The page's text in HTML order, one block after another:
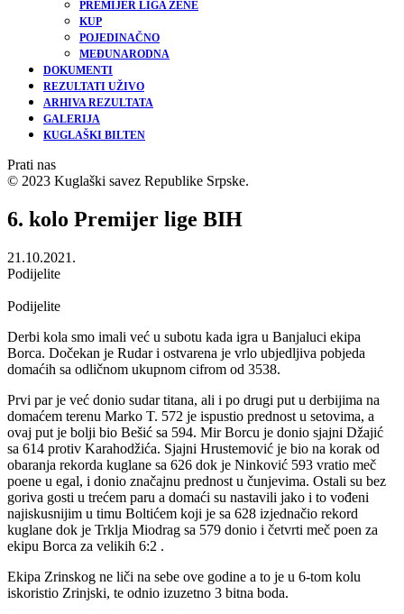
PREMIJER LIGA ŽENE
KUP
POJEDINAČNO
MEĐUNARODNA
DOKUMENTI
REZULTATI UŽIVO
ARHIVA REZULTATA
GALERIJA
KUGLAŠKI BILTEN
Prati nas
© 2023 Kuglaški savez Republike Srpske.
6. kolo Premijer lige BIH
21.10.2021.
Podijelite
Podijelite
Derbi kola smo imali već u subotu kada igra u Banjaluci ekipa
Borca. Dočekan je Rudar i ostvarena je vrlo ubjedljiva pobjeda
domaćih sa odličnom ukupnom cifrom od 3538.
Prvi par je već donio sudar titana, ali i po drugi put u derbijima na
domaćem terenu Marko T. 572 je ispustio prednost u setovima, a
ovaj put je bolji bio Bešić sa 594. Mir Borcu je donio sjajni Džajić
sa 614 protiv Karahodžića. Sjajni Hrustemović je bio na korak od
obaranja rekorda kuglane sa 626 dok je Ninković 593 vratio meč
poene u egal, i donio značajnu prednost u čunjevima. Ostali su bez
goriva gosti u trećem paru a domaći su nastavili jako i to vođeni
najiskusnijim u timu Boltićem koji je sa 628 izjednačio rekord
kuglane dok je Trklja Miodrag sa 579 donio i četvrti meč poen za
ekipu Borca za velikih 6:2 .
Ekipa Zrinskog ne liči na sebe ove godine a to je u 6-tom kolu
iskoristio Zrinjski, te odnio izuzetno 3 bitna boda.